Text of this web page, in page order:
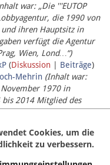
war: „Die '''EUTOP
die 1990 von
ihren Hauptsitz in
verfügt die Agentur
Wien, Lond…“)
(Diskussion Beiträge)
Mehrin (Inhalt war:
1970 in
bis 2014 Mitglied des
2014 ist sie für
Cookies, um die
zu verbessern.